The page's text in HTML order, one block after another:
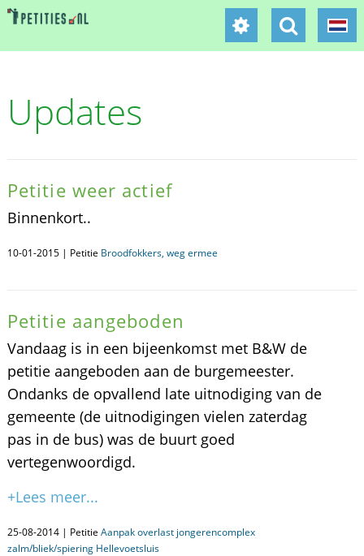
Updates
Petitie weer actief
Binnenkort..
10-01-2015 | Petitie Broodfokkers, weg ermee
Petitie aangeboden
Vandaag is in een bijeenkomst met B&W de
petitie aangeboden aan de burgemeester.
Ondanks de opvallend late uitnodiging van de
gemeente (de uitnodigingen vielen zaterdag
pas in de bus) was de buurt goed
vertegenwoordigd.
+Lees meer...
25-08-2014 | Petitie Aanpak overlast jongerencomplex
zalm/bliek/spiering Hellevoetsluis